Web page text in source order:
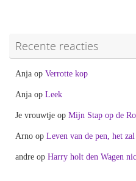
Recente reacties
Anja op Verrotte kop
Anja op Leek
Je vrouwtje op Mijn Stap op de
Arno op Leven van de pen, het
andre op Harry holt den Wagen